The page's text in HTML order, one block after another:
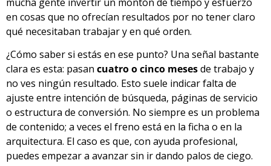
en cosas que no ofrecían resultados por no tener claro
qué necesitaban trabajar y en qué orden.
¿Cómo saber si estás en ese punto? Una señal bastante
clara es esta: pasan cuatro o cinco mesesde trabajo y
no ves ningún resultado. Esto suele indicar falta de
ajuste entre intención de búsqueda, páginas de servicio
o estructura de conversión. No siempre es un problema
de contenido; a veces el freno está en la ficha o en la
arquitectura. El caso es que, con ayuda profesional,
puedes empezar a avanzar sin ir dando palos de ciego.